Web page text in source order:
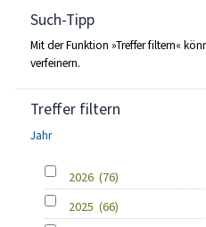
Such-Tipp
Mit der Funktion »Treffer filtern«
verfeinern.
Treffer filtern
Jahr
2026 (76)
2025 (66)